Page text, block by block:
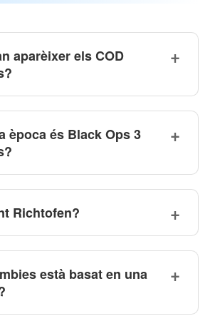
aparèixer els COD
època és Black Ops 3
Richtofen?
està basat en una